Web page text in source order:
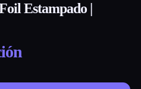
Estampado |